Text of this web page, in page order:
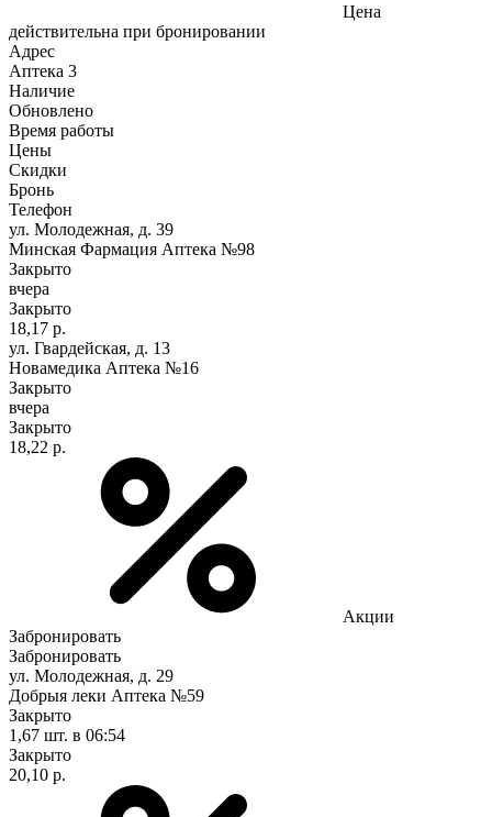
Цена
действительна при бронировании
Адрес
Аптека 3
Наличие
Обновлено
Время работы
Цены
Скидки
Бронь
Телефон
ул. Молодежная, д. 39
Минская Фармация Аптека №98
Закрыто
вчера
Закрыто
18,17 р.
ул. Гвардейская, д. 13
Новамедика Аптека №16
Закрыто
вчера
Закрыто
18,22 р.
Акции
Забронировать
Забронировать
ул. Молодежная, д. 29
Добрыя леки Аптека №59
Закрыто
1,67 шт. в 06:54
Закрыто
20,10 р.